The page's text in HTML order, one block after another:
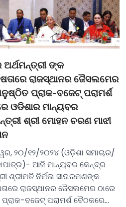
ଅର୍ଥମନ୍ତ୍ରୀ ଙ୍କ
ରାଜସ୍ଥାନର ଜୈସଲମେର
ପ୍ରାକ-ବଜେଟ୍ ପରାମର୍ଶ
ଓଡିଶାର ମାନ୍ୟବର
ଶ୍ରୀ ମୋହନ ଚରଣ ମାଝୀ
୨୦/୧୨/୨୦୨୪ (ଓଡ଼ିଶା ସମାଚାର/
ଆଜି ମାନ୍ୟବର କେନ୍ଦ୍ର
ଶ୍ରୀମତି ନିର୍ମଳା ସୀତାରମଣଙ୍କ
ରାଜସ୍ଥାନର ଜୈସଲମେର ଠାରେ
ବଜେଟ୍ ପରାମର୍ଶ ବୈଠକରେ…